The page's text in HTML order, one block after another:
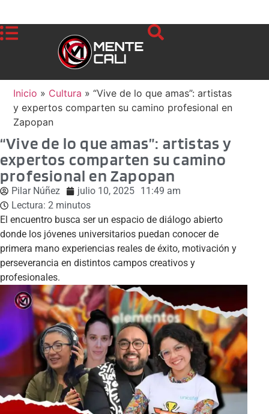
Inicio » Cultura »“Vive de lo que amas”: artistas
y expertos comparten su camino profesional en
Zapopan
“Vive de lo que amas”: artistas y
expertos comparten su camino
profesional en Zapopan
Pilar Núñez julio 10, 2025 11:49 am
Lectura: 2 minutos
El encuentro busca ser un espacio de diálogo abierto
donde los jóvenes universitarios puedan conocer de
primera mano experiencias reales de éxito, motivación y
perseverancia en distintos campos creativos y
profesionales.